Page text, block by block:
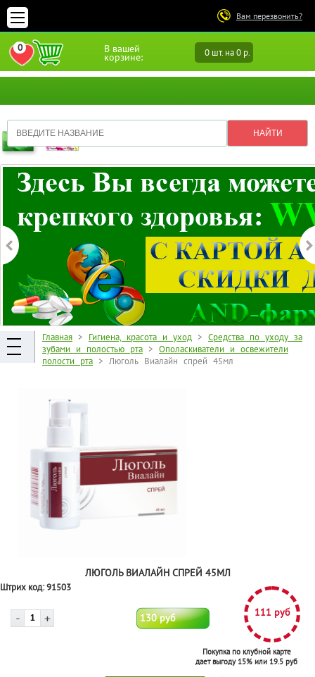
Вам перезвонить?
В вашей
корзине: 0 шт. на 0 р.
0
ПЕРЕЙТИ В ИЗБРАННОЕ
Главная > Гигиена, красота и уход > Средства по уходу за
зубами и полостью рта > Ополаскиватели и освежители
полости рта > Люголь Виалайн спрей 45мл
ЛЮГОЛЬ ВИАЛАЙН СПРЕЙ 45МЛ
Штрих код:91503
130 руб 111 руб
Покупка по клубной карте
дает выгоду 15% или 19.5 руб